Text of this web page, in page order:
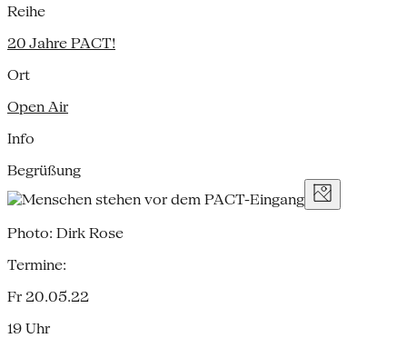
Reihe
20 Jahre PACT!
Ort
Open Air
Info
Begrüßung
Photo: Dirk Rose
Termine:
Fr 20.05.22
19 Uhr